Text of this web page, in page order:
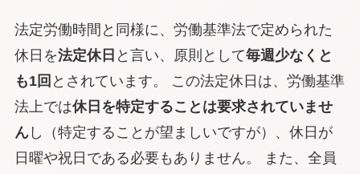
法定労働時間と同様に、労働基準法で定められた
休日を法定休日 と言い、原則として毎週少なくと
も1回 とされています。 この法定休日は、労働基準
法上では休日を特定することは要求されていませ
んし（特定することが望ましいですが）、休日が
日曜や祝日である必要もありません。 また、全員